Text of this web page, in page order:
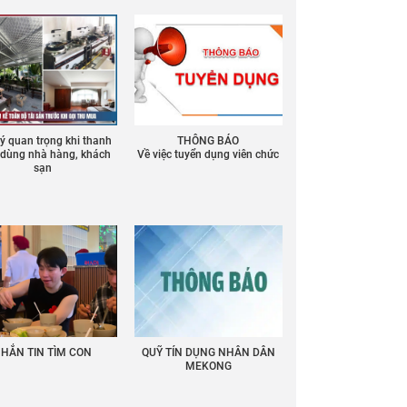
quan trọng khi thanh
nhà hàng, khách
sạn
THÔNG BÁO
Về việc tuyển dụng viên chức
TIN TÌM CON
QUỸ TÍN DỤNG NHÂN DÂN
MEKONG